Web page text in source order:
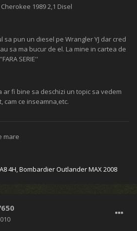
1989 2,1 Disel
sa pun un diesel pe Wrangler YJ dar cred
sa ma bucur de el. La mine in cartea de
SERIE''
ar fi bine sa deschizi un topic sa vedem
cam ce inseamna,etc.
mare
4H,Bombardier Outlander MAX 2008